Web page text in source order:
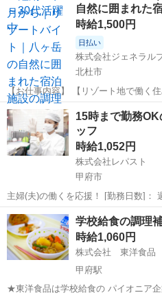
直前の仕上げを行います。 食...
自然に囲まれた
時給1,500円
日払い
株式会社ジェネラル
北杜市
【お仕事内容】 【リゾート地で働く住み込みバ
調理のお仕事内容 和食・洋食の調理
ィナーコースなど、時間帯やプラン
材の仕込み・下ごしらえ 地...
山梨 北杜市 その他
15時まで勤務
ッフ
時給1,052円
株式会社レパスト
甲府市
主婦(夫)の働くを応援！ [勤務日数]： 週3日~5日 12:00~15:00 月/火/水/
木/金 などから選べます [勤務地・最寄駅]： 山梨県甲府市上阿原町491
甲府市立玉諸小学校 株式会社レパ
山梨 甲府市 その他
学校給食の調理
時給1,060円
株式会社 東洋食品
甲府駅
★東洋食品は学校給食の パイオニア企業！ ◎自校調理方式243